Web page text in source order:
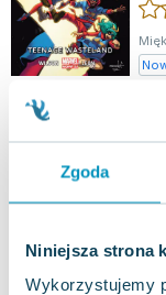
Zgoda
Niniejsza strona
Wykorzystujemy
40.64